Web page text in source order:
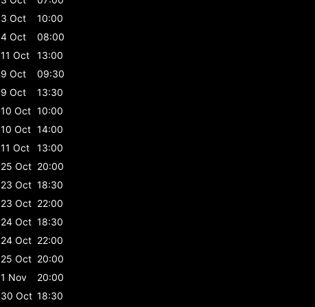
3 Oct
10:00
4 Oct
08:00
11 Oct
13:00
9 Oct
09:30
9 Oct
13:30
10 Oct 10:00
10 Oct 14:00
11 Oct
13:00
25 Oct 20:00
23 Oct 18:30
23 Oct 22:00
24 Oct 18:30
24 Oct 22:00
25 Oct 20:00
1 Nov
20:00
30 Oct 18:30